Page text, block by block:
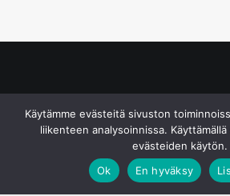
Käytämme evästeitä sivuston
liikenteen analysoinnissa.
evästeiden käytön.
Ok
En hyväksy